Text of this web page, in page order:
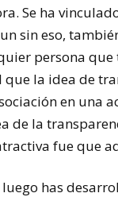
Se ha
sin eso,
persona que
la idea de
en una
de la
fue que
has